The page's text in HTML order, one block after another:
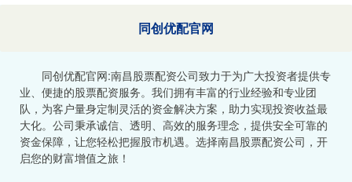
同创优配官网
同创优配官网:南昌股票配资公司致力于为广大投资者提供专
业、便捷的股票配资服务。我们拥有丰富的行业经验和专业团
队，为客户量身定制灵活的资金解决方案，助力实现投资收益最
大化。公司秉承诚信、透明、高效的服务理念，提供安全可靠的
资金保障，让您轻松把握股市机遇。选择南昌股票配资公司，开
启您的财富增值之旅！